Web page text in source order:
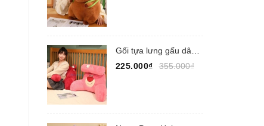
225.000₫
355.000₫